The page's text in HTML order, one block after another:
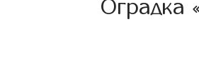
Оградка